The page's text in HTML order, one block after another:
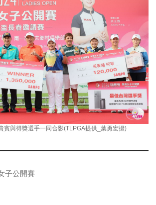
賓與得獎選手一同合影(TLPGA提供_葉勇宏攝)
子公開賽